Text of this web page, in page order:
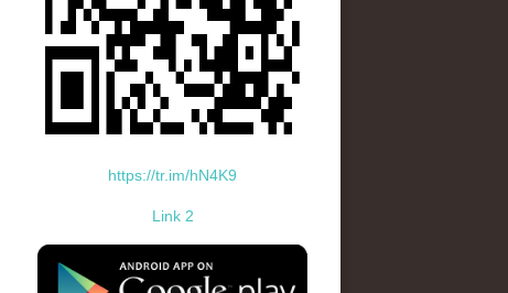
https://tr.im/hN4K9
Link 2
standard-icon-googleplay-app-store.png